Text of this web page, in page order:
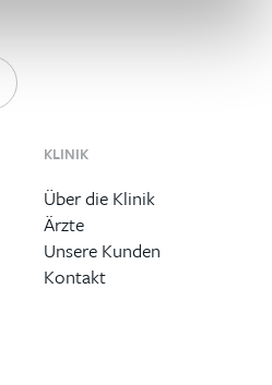
KLINIK
Über die Klinik
Ärzte
Unsere Kunden
Kontakt